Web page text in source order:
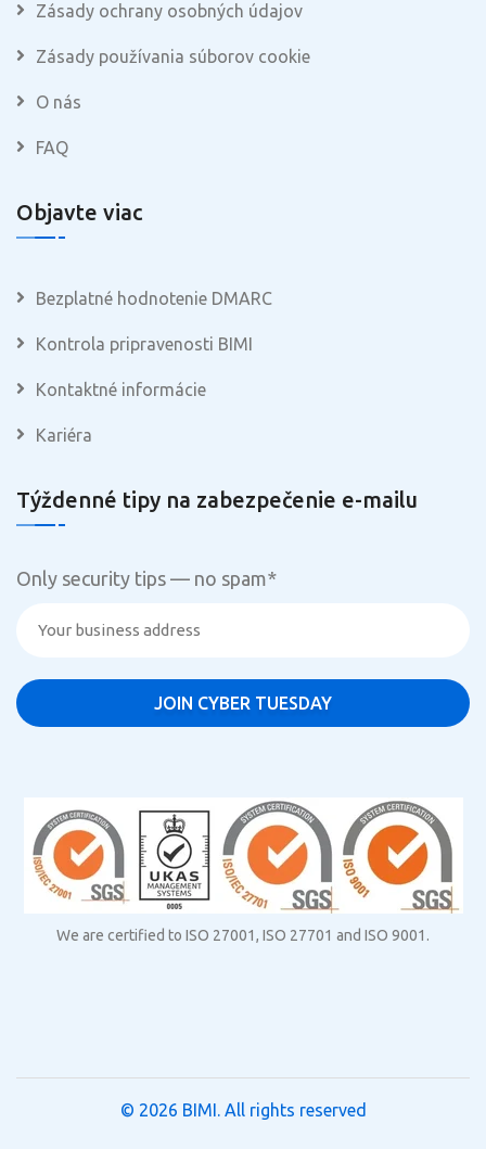
Zásady ochrany osobných údajov
Zásady používania súborov cookie
O nás
FAQ
Objavte viac
Bezplatné hodnotenie DMARC
Kontrola pripravenosti BIMI
Kontaktné informácie
Kariéra
Týždenné tipy na zabezpečenie e-mailu
Only security tips — no spam*
We are certified to ISO 27001, ISO 27701 and ISO 9001.
© 2026 BIMI. All rights reserved